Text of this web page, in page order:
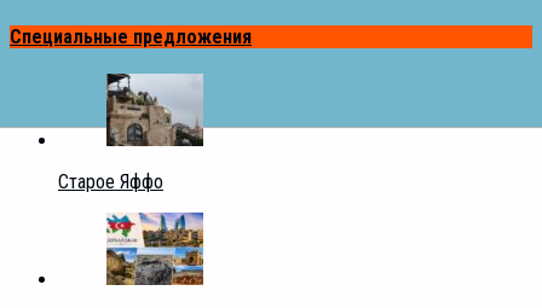
Специальные предложения
Старое Яффо